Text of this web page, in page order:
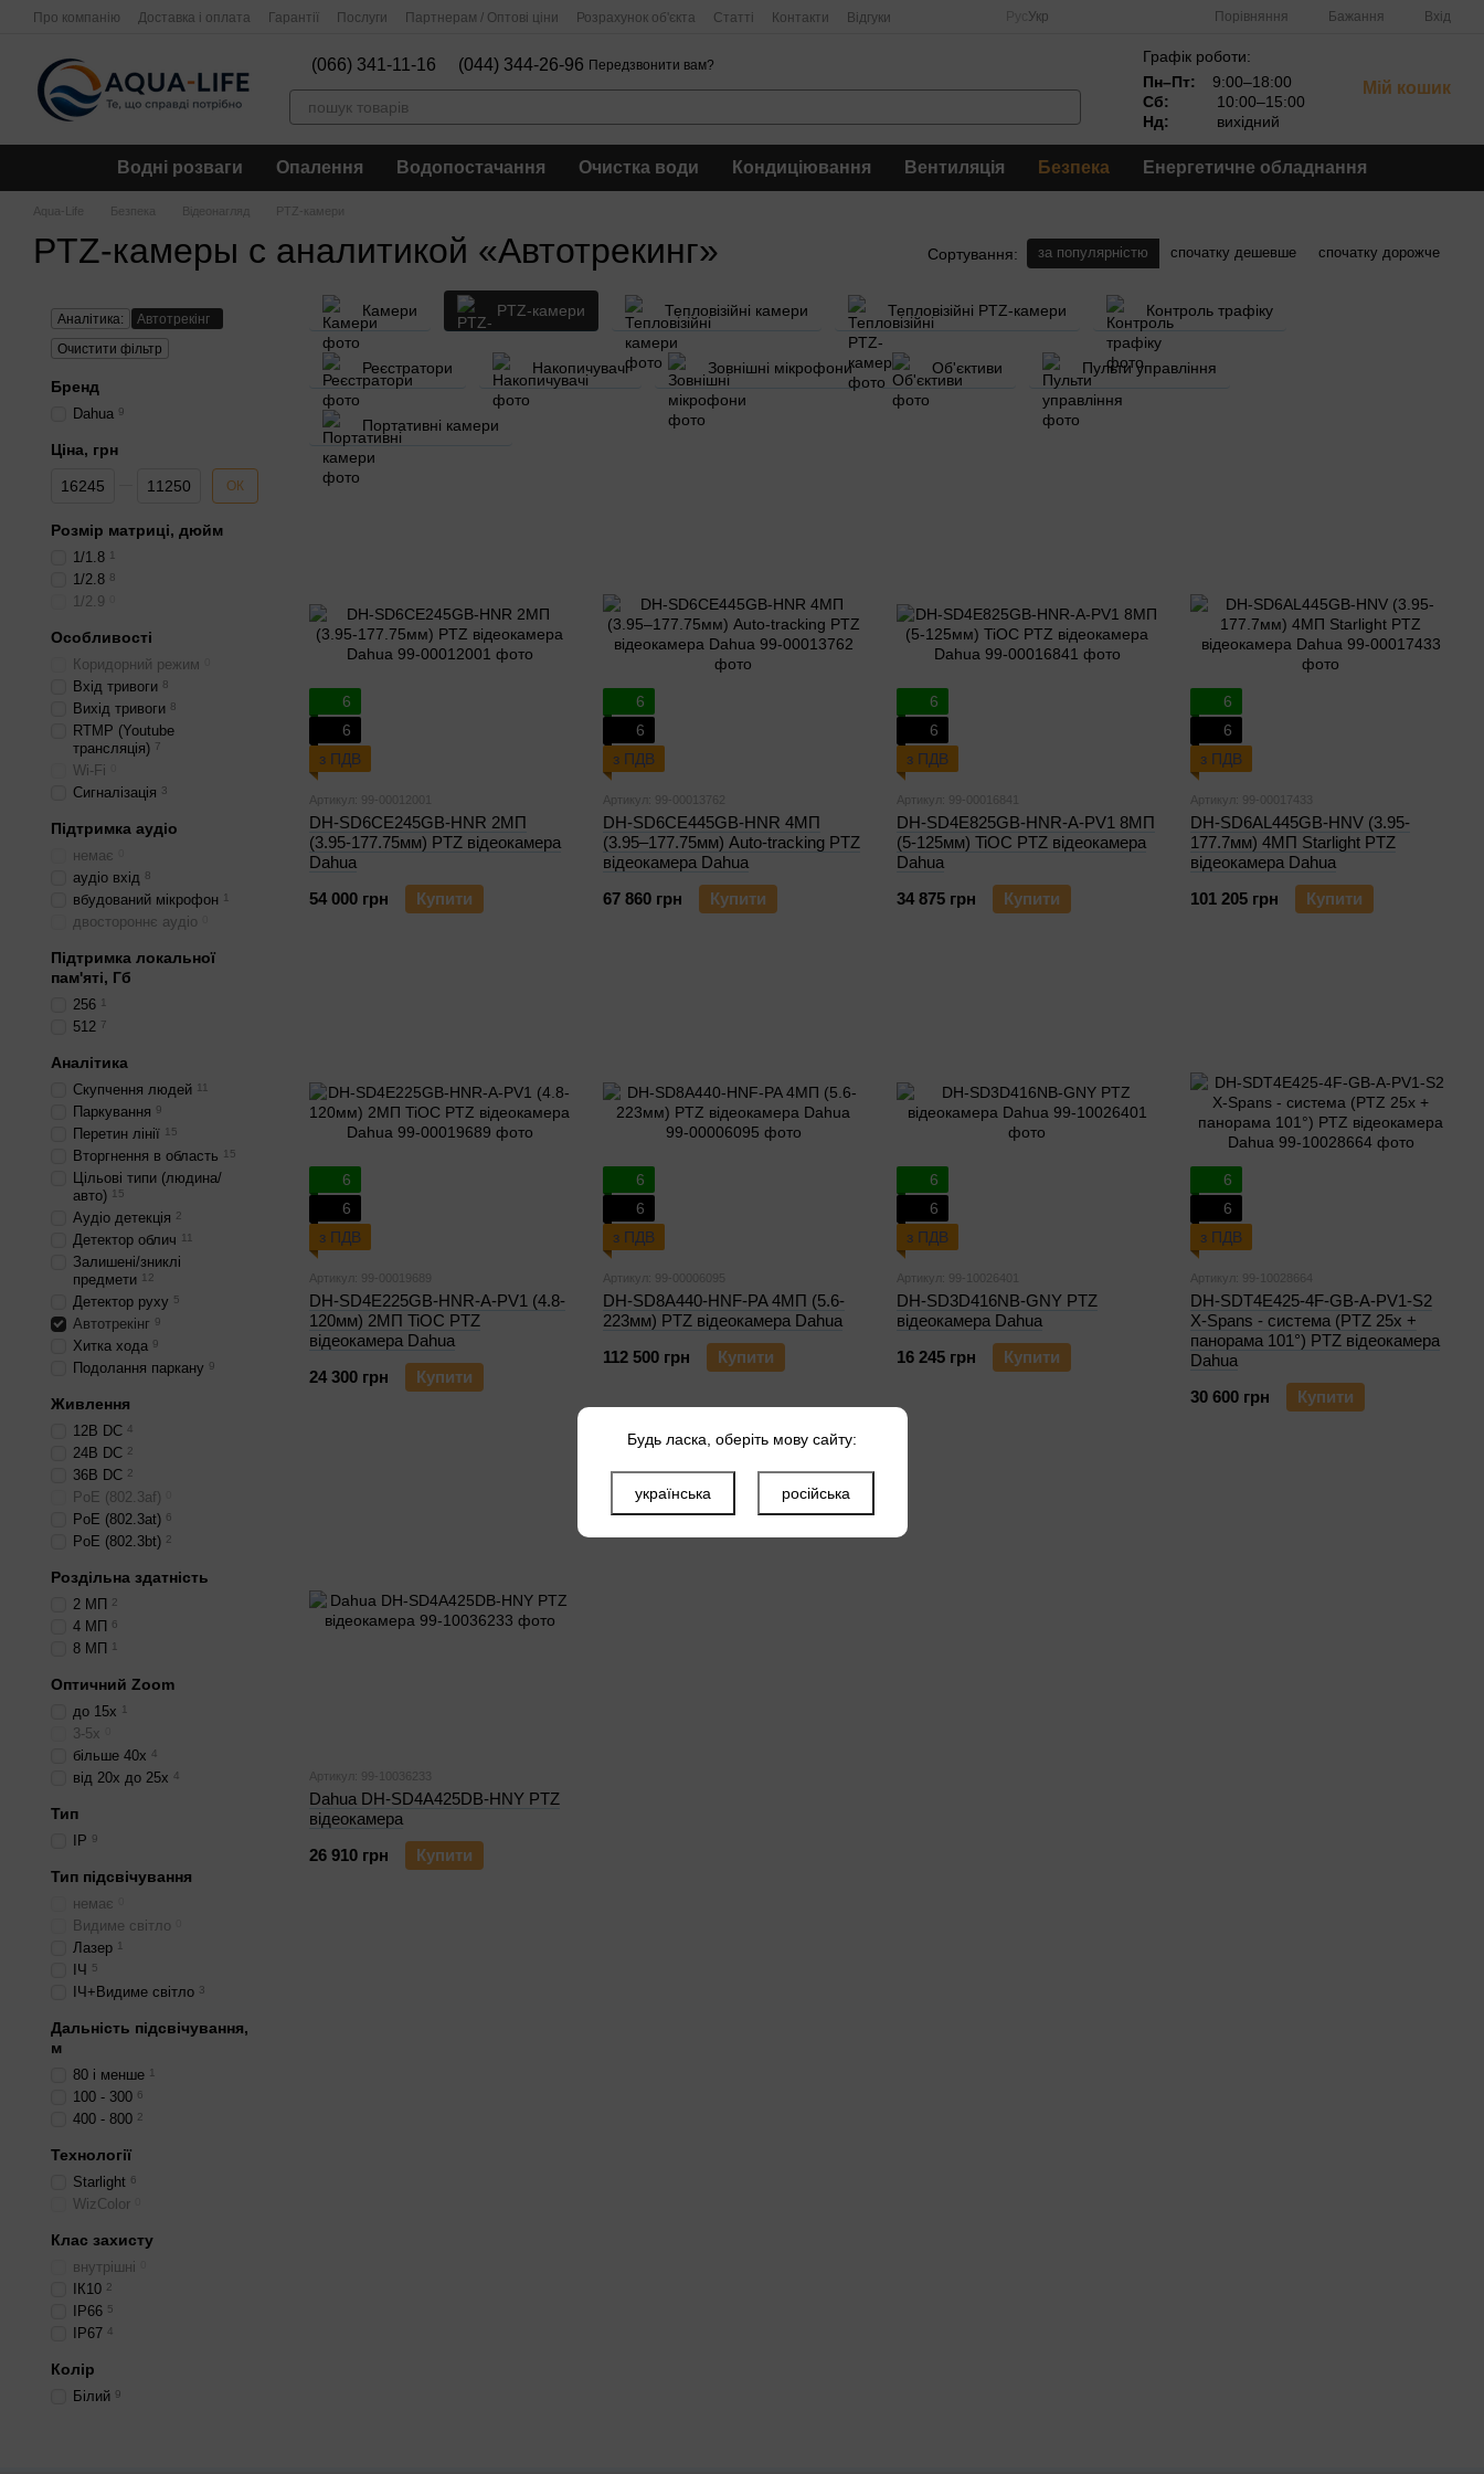
Перейти до основного контенту
Про компанію Доставка і оплата Гарантії Послуги Партнерам / Оптові ціни Розрахунок об'єкта Статті Контакти Відгуки Укр Порівняння Бажання Вхід
(066) 341-11-16 (044) 344-26-96 Передзвонити вам?
Графік роботи:
Пн–Пт:
9:00–18:00
Сб:
10:00–15:00
Нд:
вихідний
Мій кошик
Водні розваги Опалення Водопостачання Очистка води Кондиціювання Вентиляція Безпека Енергетичне обладнання
Aqua-Life Безпека Відеонагляд PTZ-камери
PTZ-камеры с аналитикой «Автотрекинг» Сортування: за популярністю спочатку дешевше спочатку дорожче
Камери PTZ-камери Тепловізійні камери Тепловізійні PTZ-камери Контроль трафіку
Реєстратори Накопичувачі Зовнішні мікрофони Об'єктиви Пульти управління
Портативні камери
6
6
з ПДВ
Артикул: 99-00012001
DH-SD6CE245GB-HNR 2МП
(3.95-177.75мм) PTZ відеокамера
Dahua
54 000 грн
Купити
6
6
з ПДВ
Артикул: 99-00013762
DH-SD6CE445GB-HNR 4МП
(3.95–177.75мм) Auto-tracking PTZ
відеокамера Dahua
67 860 грн
Купити
6
6
з ПДВ
Артикул: 99-00016841
DH-SD4E825GB-HNR-A-PV1 8МП
(5-125мм) TiOC PTZ відеокамера
Dahua
34 875 грн
Купити
6
6
з ПДВ
Артикул: 99-00017433
DH-SD6AL445GB-HNV (3.95-
177.7мм) 4МП Starlight PTZ
відеокамера Dahua
101 205 грн
Купити
6
6
з ПДВ
Артикул: 99-00019689
DH-SD4E225GB-HNR-A-PV1 (4.8-
120мм) 2МП TiOC PTZ
відеокамера Dahua
24 300 грн
Купити
6
6
з ПДВ
Артикул: 99-00006095
DH-SD8A440-HNF-PA 4МП (5.6-
223мм) PTZ відеокамера Dahua
112 500 грн
Купити
6
6
з ПДВ
Артикул: 99-10026401
DH-SD3D416NB-GNY PTZ
відеокамера Dahua
16 245 грн
Купити
6
6
з ПДВ
Артикул: 99-10028664
DH-SDT4E425-4F-GB-A-PV1-S2
X-Spans - система (PTZ 25х +
панорама 101°) PTZ відеокамера
Dahua
30 600 грн
Купити
Артикул: 99-10036233
Dahua DH-SD4A425DB-HNY PTZ
відеокамера
26 910 грн
Купити
Аналітика:
Автотрекінг
Очистити фільтр
Бренд
Dahua 9
Ціна, грн
Від Ціна, грн
До Ціна, грн ОК
Розмір матриці, дюйм
1/1.8 1
1/2.8 8
1/2.9
Особливості
Коридорний режим
Вхід тривоги 8
Вихід тривоги 8
RTMP (Youtube
трансляція) 7
Wi-Fi
Сигналізація 3
Підтримка аудіо
немає
аудіо вхід 8
вбудований мікрофон 1
двостороннє аудіо
Підтримка локальної
пам'яті, Гб
256 1
512 7
Аналітика
Скупчення людей 11
Паркування 9
Перетин лінії 15
Вторгнення в область 15
Цільові типи (людина/
авто) 15
Аудіо детекція 2
Детектор облич 11
Залишені/зниклі
предмети 12
Детектор руху 5
Автотрекінг 9
Хитка хода 9
Подолання паркану 9
Живлення
12В DС 4
24В DС 2
36В DС 2
PoE (802.3af)
PoE (802.3at) 6
PoE (802.3bt) 2
Роздільна здатність
2 МП 2
4 МП 6
8 МП 1
Оптичний Zoom
до 15x 1
3-5x
більше 40x 4
від 20x до 25x 4
Тип
IP 9
Тип підсвічування
немає
Видиме світло
Лазер 1
ІЧ 5
ІЧ+Видиме світло 3
Дальність підсвічування,
м
80 і менше 1
100 - 300 6
400 - 800 2
Технології
Starlight 6
WizColor
Клас захисту
внутрішні
ІК10 2
IP66 5
IP67 4
Колір
Білий 9
Будь ласка, оберіть мову сайту:
українська російська